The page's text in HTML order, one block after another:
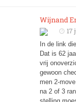
Wijnand
17
In de link
Dat is 62
vrij
gewoon
men 2-
na 2 of 3